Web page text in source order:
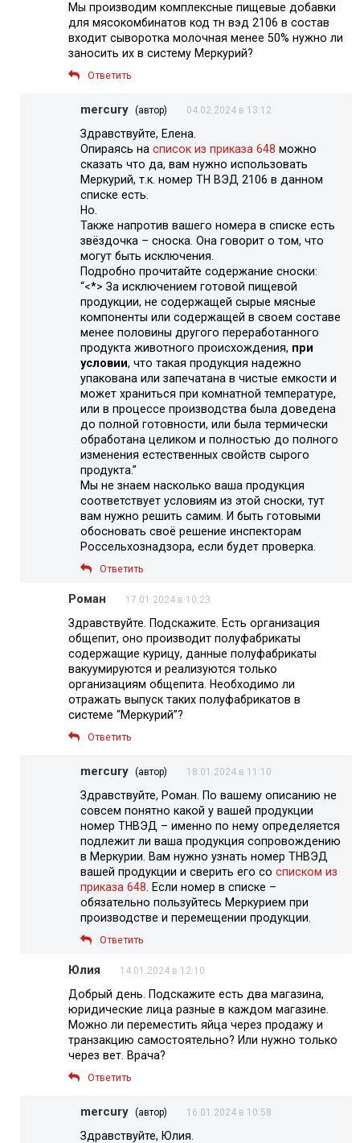
Мы производим комплексные пищевые добавки
для мясокомбинатов код тн вэд 2106 в состав
входит сыворотка молочная менее 50% нужно ли
заносить их в систему Меркурий?
Ответить
mercury (автор) 04.02.2024 в 13:12
Здравствуйте, Елена.
Опираясь на список из приказа 648 можно
сказать что да, вам нужно использовать
Меркурий, т.к. номер ТН ВЭД 2106 в данном
списке есть.
Но.
Также напротив вашего номера в списке есть
звёздочка – сноска. Она говорит о том, что
могут быть исключения.
Подробно прочитайте содержание сноски:
“<*> За исключением готовой пищевой
продукции, не содержащей сырые мясные
компоненты или содержащей в своем составе
менее половины другого переработанного
продукта животного происхождения, при
условии, что такая продукция надежно
упакована или запечатана в чистые емкости и
может храниться при комнатной температуре,
или в процессе производства была доведена
до полной готовности, или была термически
обработана целиком и полностью до полного
изменения естественных свойств сырого
продукта.”
Мы не знаем насколько ваша продукция
соответствует условиям из этой сноски, тут
вам нужно решить самим. И быть готовыми
обосновать своё решение инспекторам
Россельхознадзора, если будет проверка.
Ответить
Роман 17.01.2024 в 10:23
Здравствуйте. Подскажите. Есть организация
общепит, оно производит полуфабрикаты
содержащие курицу, данные полуфабрикаты
вакуумируются и реализуются только
организациям общепита. Необходимо ли
отражать выпуск таких полуфабрикатов в
системе “Меркурий”?
Ответить
mercury (автор) 18.01.2024 в 11:10
Здравствуйте, Роман. По вашему описанию не
совсем понятно какой у вашей продукции
номер ТНВЭД – именно по нему определяется
подлежит ли ваша продукция сопровождению
в Меркурии. Вам нужно узнать номер ТНВЭД
вашей продукции и сверить его со списком из
приказа 648 . Если номер в списке –
обязательно пользуйтесь Меркурием при
производстве и перемещении продукции.
Ответить
Юлия 14.01.2024 в 12:10
Добрый день. Подскажите есть два магазина,
юридические лица разные в каждом магазине.
Можно ли переместить яйца через продажу и
транзакцию самостоятельно? Или нужно только
через вет. Врача?
Ответить
mercury (автор) 16.01.2024 в 10:58
Здравствуйте, Юлия.